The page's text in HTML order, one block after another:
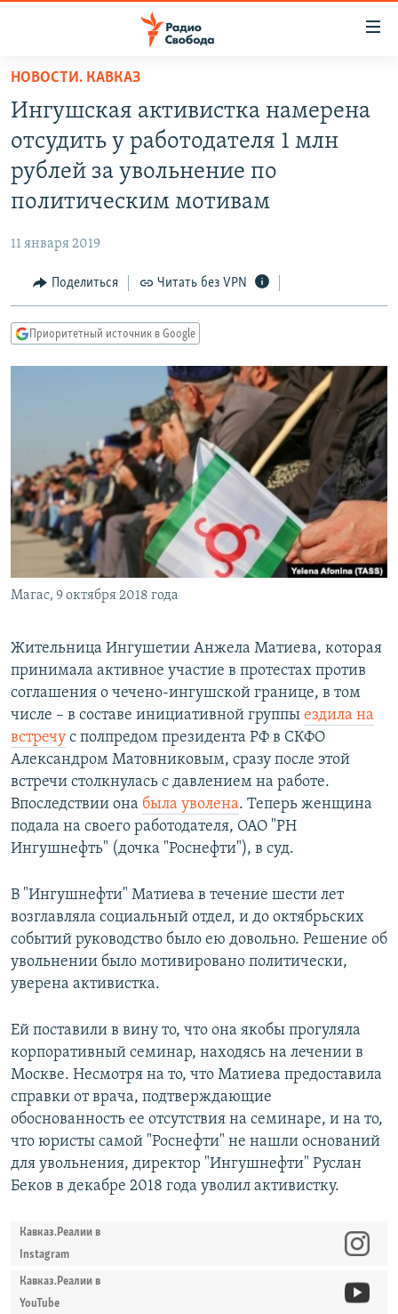
упрощенного
доступа
основному
содержанию
навигации
Вернутся
ПОДКАСТЫ
АВТОРСКИЕ ПРОЕКТЫ
КУЛЬТУРА
IDEL.РЕАЛИИ
КАВКАЗ.РЕАЛИИ
РАСПИСАНИЕ ВЕЩАНИЯ
ПОДПИШИТЕСЬ НА РАССЫЛКУ
СОЦИАЛЬНЫЕ СЕТИ
НОВОСТИ. КАВКАЗ
Ингушская активистка намерена
отсудить у работодателя 1 млн
рублей за увольнение по
политическим мотивам
11 января 2019
Поделиться Читать без VPN
Приоритетный источник в Google
Магас, 9 октября 2018 года
Жительница Ингушетии Анжела Матиева, которая
принимала активное участие в протестах против
соглашения о чечено-ингушской границе, в том
числе – в составе инициативной группы ездила на
встречу с полпредом президента РФ в СКФО
Александром Матовниковым, сразу после этой
встречи столкнулась с давлением на работе.
Впоследствии она была уволена. Теперь женщина
подала на своего работодателя, ОАО "РН
Ингушнефть" (дочка "Роснефти"), в суд.
В "Ингушнефти" Матиева в течение шести лет
возглавляла социальный отдел, и до октябрьских
событий руководство было ею довольно. Решение об
увольнении было мотивировано политически,
уверена активистка.
Ей поставили в вину то, что она якобы прогуляла
корпоративный семинар, находясь на лечении в
Москве. Несмотря на то, что Матиева предоставила
справки от врача, подтверждающие
обоснованность ее отсутствия на семинаре, и на то,
что юристы самой "Роснефти" не нашли оснований
для увольнения, директор "Ингушнефти" Руслан
Беков в декабре 2018 года уволил активистку.
Кавказ.Реалии в
Instagram
Кавказ.Реалии в
YouTube